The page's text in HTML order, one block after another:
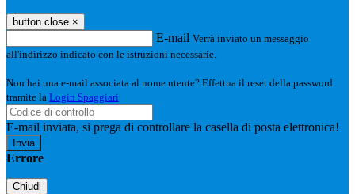
button close ×
E-mail Verrà inviato un messaggio
all'indirizzo indicato con le istruzioni necessarie.
Non hai una e-mail associata al nome utente? Effettua il reset della password
tramite la Login Spaggiari
E-mail inviata, si prega di controllare la casella di posta elettronica!
Errore
Chiudi